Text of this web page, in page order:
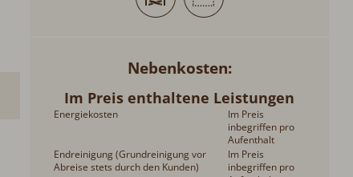
Nebenkosten
Im Preis enthaltene Leistungen
Energiekosten
Im Preis
inbegriffen pro
Aufenthalt
Endreinigung (Grundreinigung vor
Abreise stets durch den Kunden)
Im Preis
inbegriffen pro